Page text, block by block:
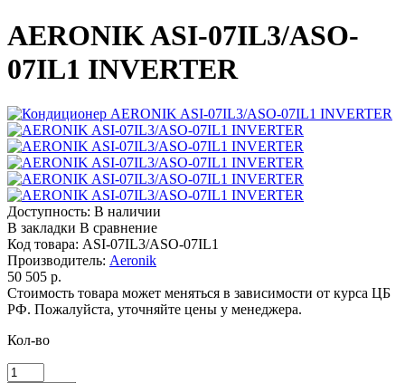
AERONIK ASI-07IL3/ASO-
07IL1 INVERTER
Доступность: В наличии
В закладки В сравнение
Код товара: ASI-07IL3/ASO-07IL1
Производитель: Aeronik
50 505 р.
Стоимость товара может меняться в зависимости от курса ЦБ
РФ. Пожалуйста, уточняйте цены у менеджера.
Кол-во